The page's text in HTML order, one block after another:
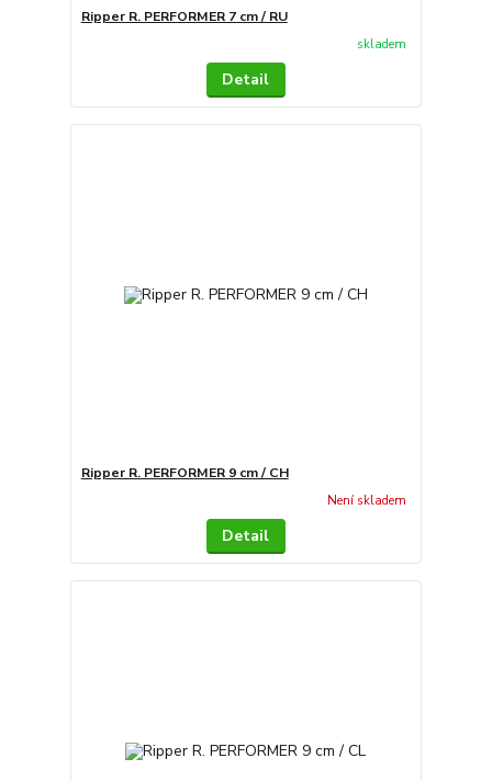
Ripper R. PERFORMER 7 cm / RU
skladem
Detail
Ripper R. PERFORMER 9 cm / CH
Není skladem
Detail